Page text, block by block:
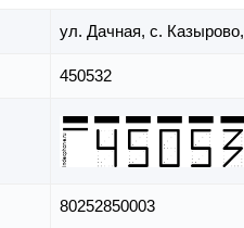
ул. Дачная, с. Казырово,
450532
80252850003